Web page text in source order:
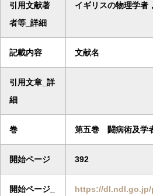
引用文献著
者等_詳細
イギリスの物理学者
記載内容 文献名
引用文章_詳
細
巻 第五巻 闘病術及学
開始ページ 392
開始ページ_
https://dl.ndl.go.jp/